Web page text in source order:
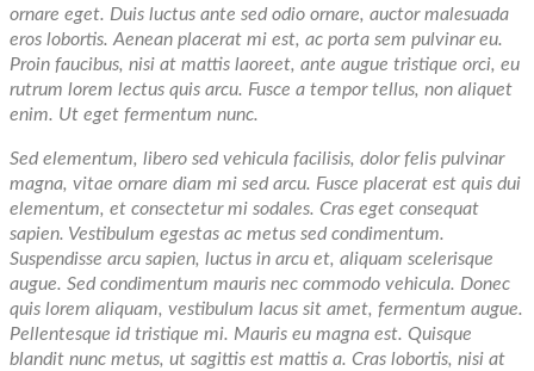
ornare eget. Duis luctus ante sed odio ornare, auctor malesuada
eros lobortis. Aenean placerat mi est, ac porta sem pulvinar eu.
Proin faucibus, nisi at mattis laoreet, ante augue tristique orci, eu
rutrum lorem lectus quis arcu. Fusce a tempor tellus, non aliquet
enim. Ut eget fermentum nunc.
Sed elementum, libero sed vehicula facilisis, dolor felis pulvinar
magna, vitae ornare diam mi sed arcu. Fusce placerat est quis dui
elementum, et consectetur mi sodales. Cras eget consequat
sapien. Vestibulum egestas ac metus sed condimentum.
Suspendisse arcu sapien, luctus in arcu et, aliquam scelerisque
augue. Sed condimentum mauris nec commodo vehicula. Donec
quis lorem aliquam, vestibulum lacus sit amet, fermentum augue.
Pellentesque id tristique mi. Mauris eu magna est. Quisque
blandit nunc metus, ut sagittis est mattis a. Cras lobortis, nisi at